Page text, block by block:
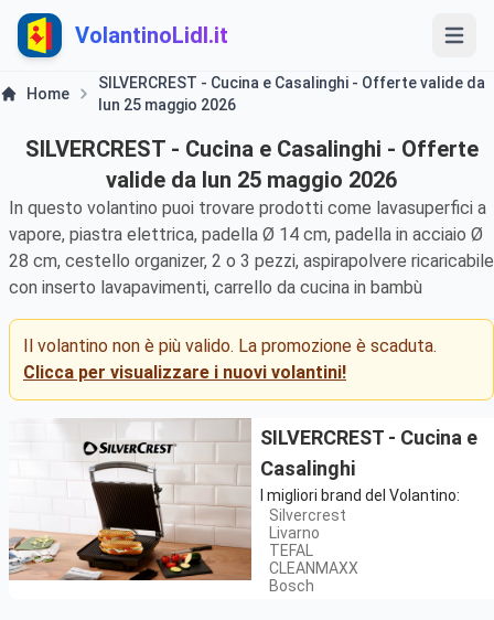
VolantinoLidl.it
Home
SILVERCREST - Cucina e Casalinghi - Offerte valide da
lun 25 maggio 2026
SILVERCREST - Cucina e Casalinghi - Offerte
valide da lun 25 maggio 2026
In questo volantino puoi trovare prodotti come lavasuperfici a
vapore, piastra elettrica, padella Ø 14 cm, padella in acciaio Ø
28 cm, cestello organizer, 2 o 3 pezzi, aspirapolvere ricaricabile
con inserto lavapavimenti, carrello da cucina in bambù
Il volantino non è più valido. La promozione è scaduta.
Clicca per visualizzare i nuovi volantini!
SILVERCREST - Cucina e
Casalinghi
I migliori brand del Volantino:
Silvercrest
Livarno
TEFAL
CLEANMAXX
Bosch